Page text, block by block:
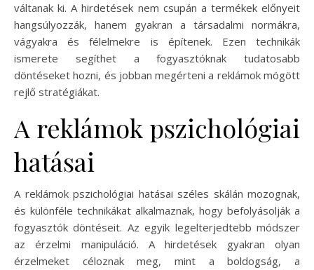
váltanak ki. A hirdetések nem csupán a termékek előnyeit
hangsúlyozzák, hanem gyakran a társadalmi normákra,
vágyakra és félelmekre is építenek. Ezen technikák
ismerete segíthet a fogyasztóknak tudatosabb
döntéseket hozni, és jobban megérteni a reklámok mögött
rejlő stratégiákat.
A reklámok pszichológiai
hatásai
A reklámok pszichológiai hatásai széles skálán mozognak,
és különféle technikákat alkalmaznak, hogy befolyásolják a
fogyasztók döntéseit. Az egyik legelterjedtebb módszer
az érzelmi manipuláció. A hirdetések gyakran olyan
érzelmeket céloznak meg, mint a boldogság, a